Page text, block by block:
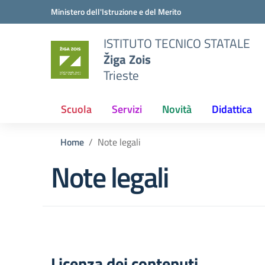
Vai ai contenuti
Vai al menu di navigazioneMinistero dell'Istruzione e del Merito
ISTITUTO TECNICO STATALE
Žiga Zois
Trieste
Scuola Servizi Novità Didattica
Home Note legali
Note legali